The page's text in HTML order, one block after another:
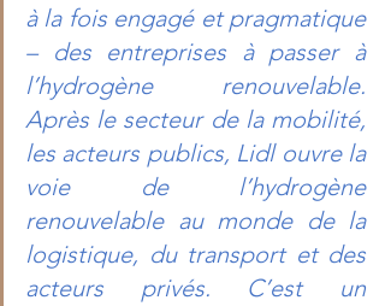
à la fois engagé et pragmatique
– des entreprises à passer à
l’hydrogène renouvelable.
Après le secteur de la mobilité,
les acteurs publics, Lidl ouvre la
voie de l’hydrogène
renouvelable au monde de la
logistique, du transport et des
acteurs privés. C’est un